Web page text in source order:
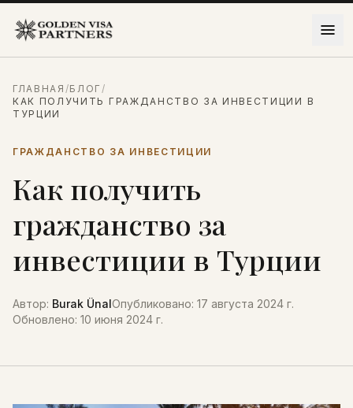
ГЛАВНАЯ /БЛОГ/
КАК ПОЛУЧИТЬ ГРАЖДАНСТВО ЗА ИНВЕСТИЦИИ В
ТУРЦИИ
ГРАЖДАНСТВО ЗА ИНВЕСТИЦИИ
Как получить
гражданство за
инвестиции в Турции
Автор: Burak ÜnalОпубликовано: 17 августа 2024 г.
Обновлено: 10 июня 2024 г.